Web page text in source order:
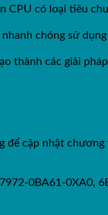
có loại tiêu
chóng sử
thành các giải
cập nhật
0BA61-0XA0,